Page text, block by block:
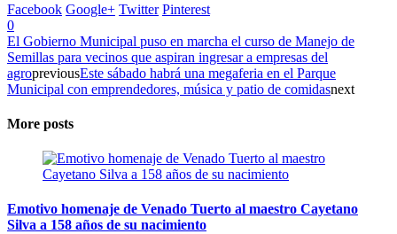
Facebook Google+ Twitter Pinterest
0
El Gobierno Municipal puso en marcha el curso de Manejo de
Semillas para vecinos que aspiran ingresar a empresas del
agropreviousEste sábado habrá una megaferia en el Parque
Municipal con emprendedores, música y patio de comidasnext
More posts
Emotivo homenaje de Venado Tuerto al maestro Cayetano
Silva a 158 años de su nacimiento